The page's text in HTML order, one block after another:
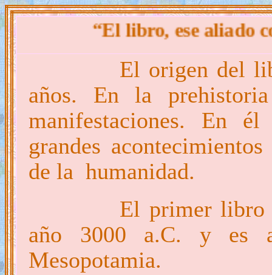
“El libro, ese aliado
El origen del
años. En la
manifestaciones. En
grandes
de la humanidad.
El primer libro
año 3000 a.C. y es
Mesopotamia.